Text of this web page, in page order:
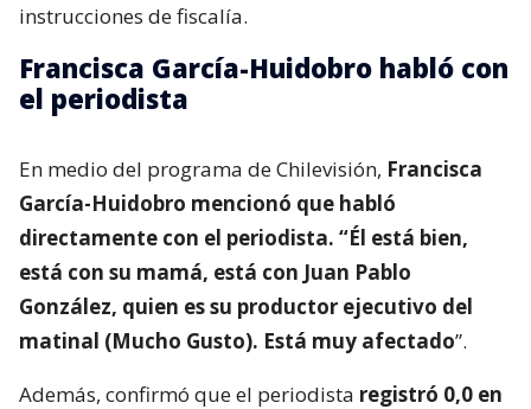
instrucciones de fiscalía.
Francisca García-Huidobro habló con
el periodista
En medio del programa de Chilevisión, Francisca
García-Huidobro mencionó que habló
directamente con el periodista. “Él está bien,
está con su mamá, está con Juan Pablo
González, quien es su productor ejecutivo del
matinal (Mucho Gusto). Está muy afectado”.
Además, confirmó que el periodista registró 0,0 en